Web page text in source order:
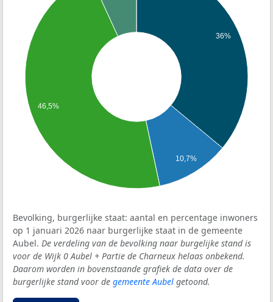
36%
10,7%
46,5%
Bevolking, burgerlijke staat: aantal en percentage inwoners
op 1 januari 2026 naar burgerlijke staat in de gemeente
Aubel. De verdeling van de bevolking naar burgelijke stand is
voor de Wijk 0 Aubel + Partie de Charneux helaas onbekend.
Daarom worden in bovenstaande grafiek de data over de
burgerlijke stand voor de gemeente Aubel getoond.